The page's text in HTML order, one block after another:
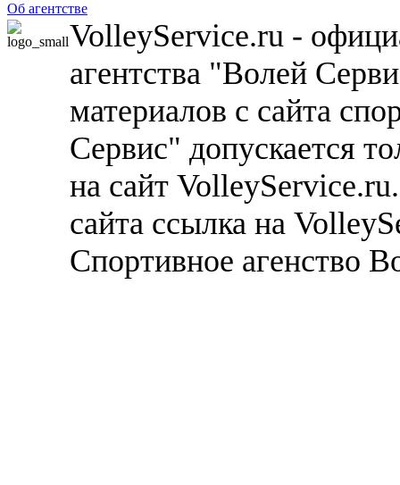
Об агентстве
VolleyService.ru -
агентства "Волей
материалов с сайта
Сервис" допускается
на сайт
сайта ссылка на
Спортивное агенство